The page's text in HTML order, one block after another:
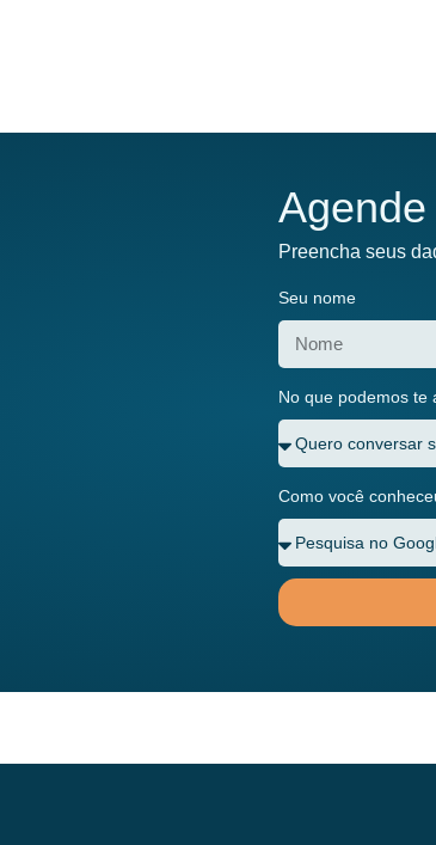
Agende
Preencha seus
Seu nome
No que podemos te
Como você